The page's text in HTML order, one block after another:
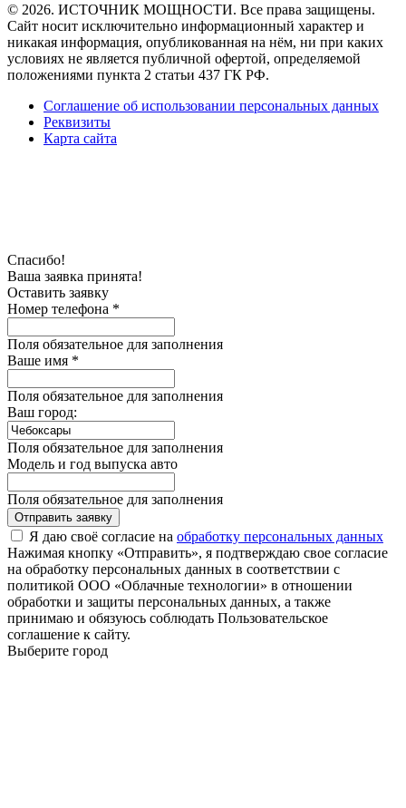
© 2026. ИСТОЧНИК МОЩНОСТИ. Все права защищены.
Сайт носит исключительно информационный характер и
никакая информация, опубликованная на нём, ни при каких
условиях не является публичной офертой, определяемой
положениями пункта 2 статьи 437 ГК РФ.
Соглашение об использовании персональных данных
Реквизиты
Карта сайта
Спасибо!
Ваша заявка принята!
Оставить заявку
Номер телефона *
Поля обязательное для заполнения
Ваше имя *
Поля обязательное для заполнения
Ваш город:
Поля обязательное для заполнения
Модель и год выпуска авто
Поля обязательное для заполнения
Отправить заявку
Я даю своё согласие на обработку персональных данных
Нажимая кнопку «Отправить», я подтверждаю свое согласие
на обработку персональных данных в соответствии с
политикой ООО «Облачные технологии» в отношении
обработки и защиты персональных данных, а также
принимаю и обязуюсь соблюдать Пользовательское
соглашение к сайту.
Выберите город